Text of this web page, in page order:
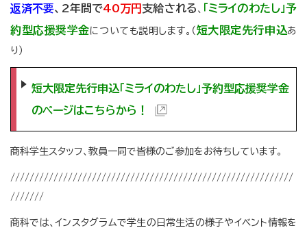
返済不要、2年間で40万円 支給される 、
「ミライのわたし」予
約型応援奨学金についても説明します。（ 短大限定先行申込あ
り）
短大限定先行申込「ミライのわたし」予約型応援奨学金
のページはこちらから！
商科学生スタッフ、教員一同で皆様のご参加をお待ちしています。
///////////////////////////////////////////////////////////
///////
商科では、インスタグラムで学生の日常生活の様子やイベント情報を